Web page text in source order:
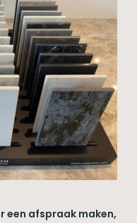
een afspraak maken,